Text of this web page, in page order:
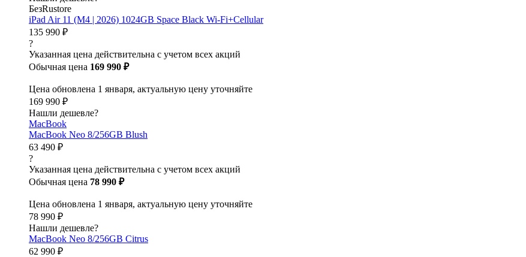
БезRustore
iPad Air 11 (M4 | 2026) 1024GB Space Black Wi-Fi+Cellular
135 990 ₽
?
Указанная цена действительна с учетом всех акций
Обычная цена 169 990 ₽
Цена обновлена 1 января, актуальную цену уточняйте
169 990 ₽
Нашли дешевле?
MacBook
MacBook Neo 8/256GB Blush
63 490 ₽
?
Указанная цена действительна с учетом всех акций
Обычная цена 78 990 ₽
Цена обновлена 1 января, актуальную цену уточняйте
78 990 ₽
Нашли дешевле?
MacBook Neo 8/256GB Citrus
62 990 ₽